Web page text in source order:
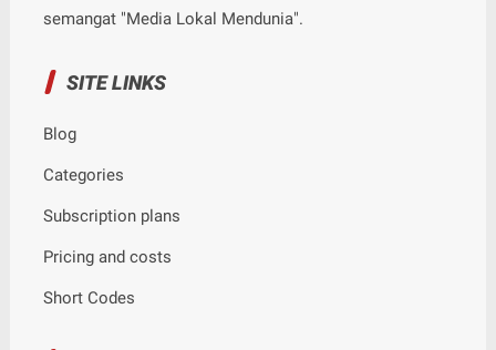
semangat "Media Lokal Mendunia".
SITE LINKS
Blog
Categories
Subscription plans
Pricing and costs
Short Codes